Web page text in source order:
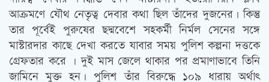
আক্রমণে যৌথ নেতৃত্ব দেবার কথা ছিল তাঁদের দুজনের। কিন্তু
তার পূর্বেই পুরুষের ছদ্মবেশে সহকর্মী নির্মল সেনের সঙ্গে
মাস্টারদার কাছে দেখা করতে যাবার সময় পুলিশ কল্পনা দত্তকে
গ্রেফতার করে । দুই মাস জেলে থাকার পর প্রমাণাভাবে তিনি
জামিনে মুক্ত হন। পুলিশ তাঁর বিরুদ্ধে ১০৯ ধারায় অর্থাৎ